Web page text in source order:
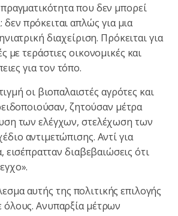
που δεν μπορεί
πρόκειται απλώς για μια
διαχείριση. Πρόκειται για
με τεράστιες οικονομικές και
για τον τόπο.
οι βιοπαλαιστές αγρότες και
ζητούσαν μέτρα
των ελέγχων, στελέχωση των
αντιμετώπισης. Αντί για
εισέπρατταν διαβεβαιώσεις ότι
αυτής της πολιτικής επιλογής
όλους. Ανυπαρξία μέτρων